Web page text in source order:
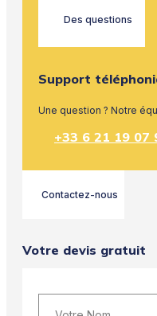
Des questions
Support
Une question ? Notre
+33 6 21 19 07
Contactez-nous
Votre devis gratuit